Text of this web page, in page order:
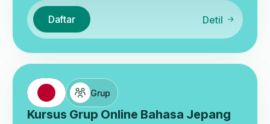
Daftar Detil
Grup
Kursus Grup Online Bahasa Jepang